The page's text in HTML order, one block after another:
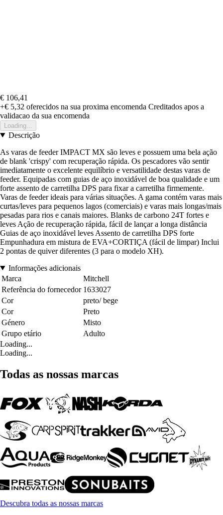
€ 106,41
+€ 5,32 oferecidos na sua proxima encomenda Creditados apos a
validacao da sua encomenda
Loading...
Descrição
As varas de feeder IMPACT MX são leves e possuem uma bela ação
de blank 'crispy' com recuperação rápida. Os pescadores vão sentir
imediatamente o excelente equilíbrio e versatilidade destas varas de
feeder. Equipadas com guias de aço inoxidável de boa qualidade e um
forte assento de carretilha DPS para fixar a carretilha firmemente.
Varas de feeder ideais para várias situações. A gama contém varas mais
curtas/leves para pequenos lagos (comerciais) e varas mais longas/mais
pesadas para rios e canais maiores. Blanks de carbono 24T fortes e
leves Ação de recuperação rápida, fácil de lançar a longa distância
Guias de aço inoxidável leves Assento de carretilha DPS forte
Empunhadura em mistura de EVA+CORTIÇA (fácil de limpar) Inclui
2 pontas de quiver diferentes (3 para o modelo XH).
Informações adicionais
Marca
Mitchell
Referência do fornecedor 1633027
Cor
preto/ bege
Cor
Preto
Género
Misto
Grupo etário
Adulto
Loading...
Loading...
Todas as nossas marcas
Descubra todas as nossas marcas